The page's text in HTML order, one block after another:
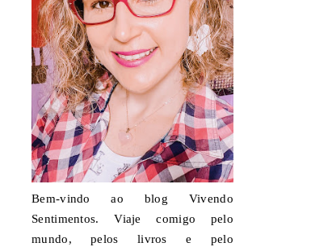
Bem-vindo ao blog Vivendo
Sentimentos. Viaje comigo pelo
mundo, pelos livros e pelo